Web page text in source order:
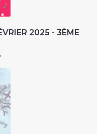
2025 - 3ÈME